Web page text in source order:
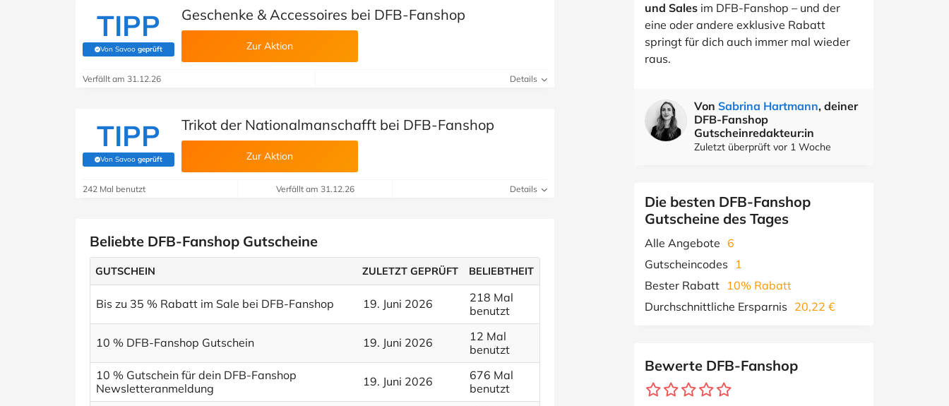
TIPP
Von Savoo geprüft
(Von Savoo geprüft)
Geschenke & Accessoires bei DFB-Fanshop
Zur Aktion
Verfällt am 31.12.26 Details
TIPP
Von Savoo geprüft
(Von Savoo geprüft)
Trikot der Nationalmanschafft bei DFB-Fanshop
Zur Aktion
242 Mal benutzt Verfällt am 31.12.26 Details
Beliebte DFB-Fanshop Gutscheine
GUTSCHEIN ZULETZT GEPRÜFT BELIEBTHEIT
Bis zu 35 % Rabatt im Sale bei DFB-Fanshop 19. Juni 2026
218 Mal
benutzt
10 % DFB-Fanshop Gutschein 19. Juni 2026
12 Mal
benutzt
10 % Gutschein für dein DFB-Fanshop
Newsletteranmeldung
19. Juni 2026
676 Mal
benutzt
und Sales im DFB-Fanshop – und der
eine oder andere exklusive Rabatt
springt für dich auch immer mal wieder
raus.
Von Sabrina Hartmann, deiner
DFB-Fanshop
Gutscheinredakteur:in
Zuletzt überprüft vor 1 Woche
Die besten DFB-Fanshop
Gutscheine des Tages
Alle Angebote 6
Gutscheincodes
1
Bester Rabatt 10% Rabatt
Durchschnittliche Ersparnis 20,22 €
Bewerte DFB-Fanshop